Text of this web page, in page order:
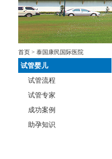
首页 > 泰国康民国际医院
试管婴儿
试管流程
试管专家
成功案例
助孕知识